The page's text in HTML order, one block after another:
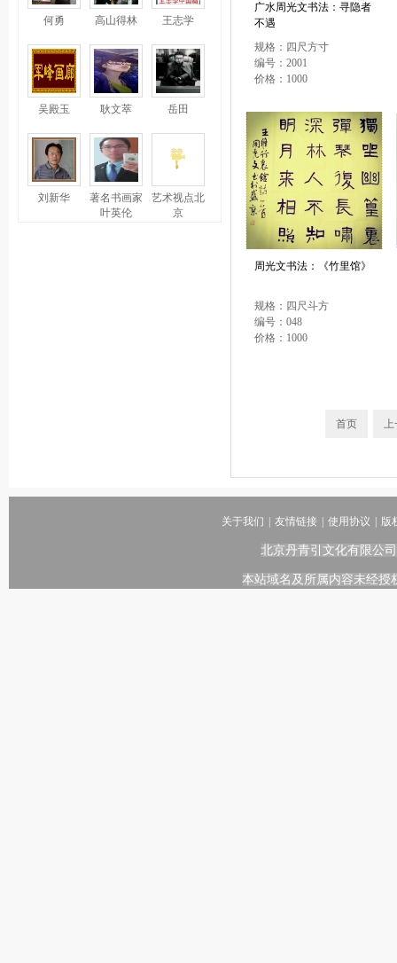
何勇 高山得林 王志学
吴殿玉 耿文萃 岳田
刘新华
著名书画家
叶英伦
艺术视点北
京
广水周光文书法：寻隐者
不遇
规格：四尺方寸
编号：2001
价格：1000
周光文书法：《竹里馆》
规格：四尺斗方
编号：048
价格：1000
首页 上
关于我们 友情链接 使用协议 版
北京丹青引文化有限公
本站域名及所属内容未经授